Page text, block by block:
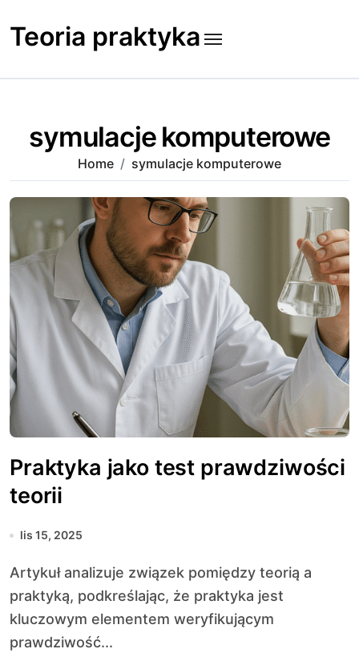
to
content
Teoria praktyka
symulacje komputerowe
Home symulacje komputerowe
Praktyka jako test prawdziwości
teorii
lis 15, 2025
Artykuł analizuje związek pomiędzy teorią a
praktyką, podkreślając, że praktyka jest
kluczowym elementem weryfikującym
prawdziwość...